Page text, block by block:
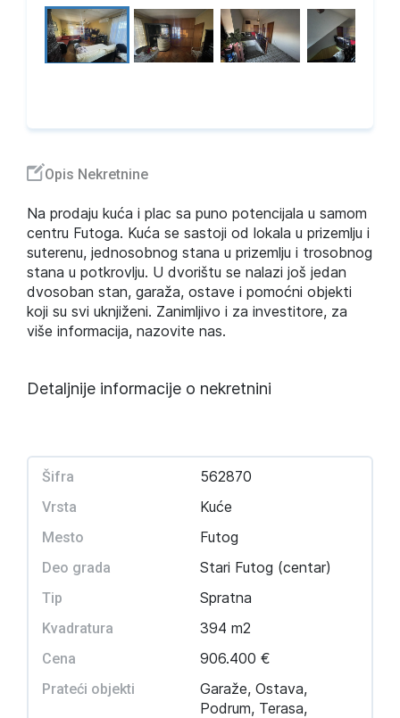
Opis Nekretnine
Na prodaju kuća i plac sa puno potencijala u samom
centru Futoga. Kuća se sastoji od lokala u prizemlju i
suterenu, jednosobnog stana u prizemlju i trosobnog
stana u potkrovlju. U dvorištu se nalazi još jedan
dvosoban stan, garaža, ostave i pomoćni objekti
koji su svi uknjiženi. Zanimljivo i za investitore, za
više informacija, nazovite nas.
Detaljnije informacije o nekretnini
Šifra 562870
Vrsta Kuće
Mesto Futog
Deo grada Stari Futog (centar)
Tip Spratna
Kvadratura 394 m2
Cena 906.400 €
Prateći objekti
Garaže, Ostava,
Podrum, Terasa,